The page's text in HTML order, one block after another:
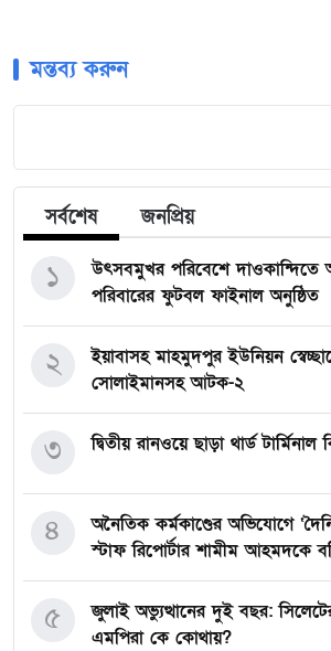
মন্তব্য করুন
সর্বশেষ জনপ্রিয়
উৎসবমুখর পরিবেশে দাওকান্দিতে
পরিবারের ফুটবল ফাইনাল অনুষ্ঠিত
১
ইয়াবাসহ মাহমুদপুর ইউনিয়ন
সোলাইমানসহ আটক-২
২
দ্বিতীয় রানওয়ে ছাড়া থার্ড
৩
অনৈতিক কর্মকাণ্ডের অভিযোগে
স্টাফ রিপোর্টার শামীম আহমদকে
৪
জুলাই অভ্যুত্থানের দুই বছর:
এমপিরা কে কোথায়? ​
৫